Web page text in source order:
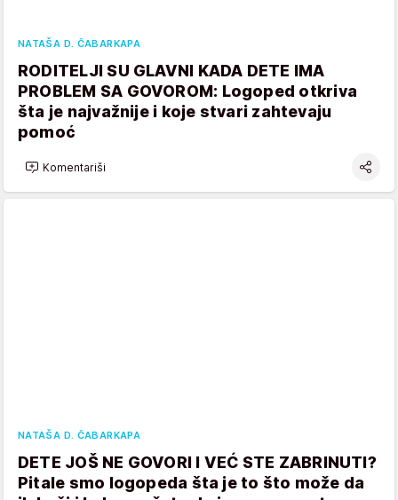
NATAŠA D. ČABARKAPA
RODITELJI SU GLAVNI KADA DETE IMA
PROBLEM SA GOVOROM: Logoped otkriva
šta je najvažnije i koje stvari zahtevaju
pomoć
Komentariši
NATAŠA D. ČABARKAPA
DETE JOŠ NE GOVORI I VEĆ STE ZABRINUTI?
Pitale smo logopeda šta je to što može da